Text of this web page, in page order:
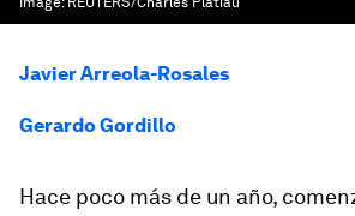
Javier Arreola-Rosales
Gerardo Gordillo
Hace poco más de un año,